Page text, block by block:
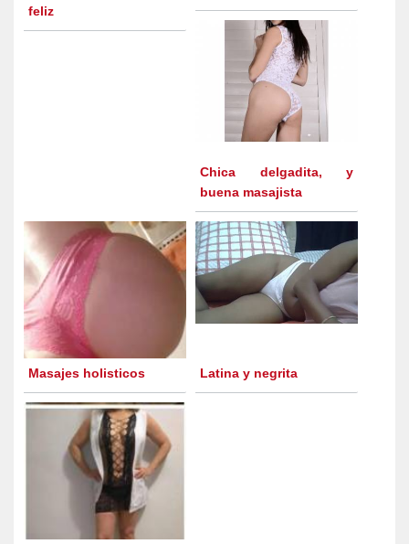
feliz
Chica delgadita, y
buena masajista
Masajes holisticos Latina y negrita